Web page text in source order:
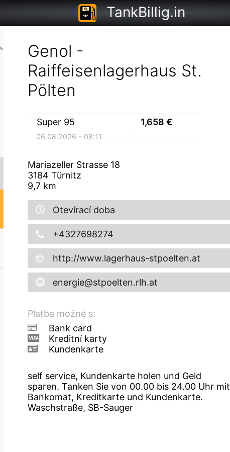
TankBillig.in
Genol -
Raiffeisenlagerhaus St.
Pölten
Super 95 1,658 €
06.08.2026 - 08:11
Mariazeller Strasse 18
3184 Türnitz
9,7km
Otevírací doba
+4327698274
http://www.lagerhaus-stpoelten.at
energie@stpoelten.rlh.at
Platba možné s:
Bank card
Kreditní karty
Kundenkarte
self service, Kundenkarte holen und Geld
sparen. Tanken Sie von 00.00 bis 24.00 Uhr mit
Bankomat, Kreditkarte und Kundenkarte.
Waschstraße, SB-Sauger